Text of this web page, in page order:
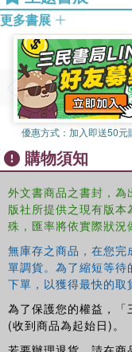
great Avicenna. Other
thought, exploring his
astrology, and optics.
also treated, with
Arabic reception, and
that we can identify
10th centuries. He
this movement, and the
particular representative
Miskawayh.
更多書展
優惠方式： 加入即送50元
購物須知
外文書商品之書封，為
版社所提供之現有版
殊，匯率將依實際狀況
無庫存之商品，在您
單調貨。為了縮短等
下單，以獲得最快的取
為了保護您的權益，「
(收到商品為起始日)。